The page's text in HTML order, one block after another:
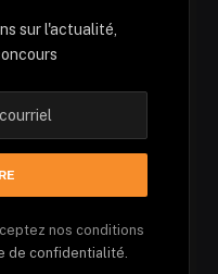
sur l'actualité,
nos conditions
de confidentialité.